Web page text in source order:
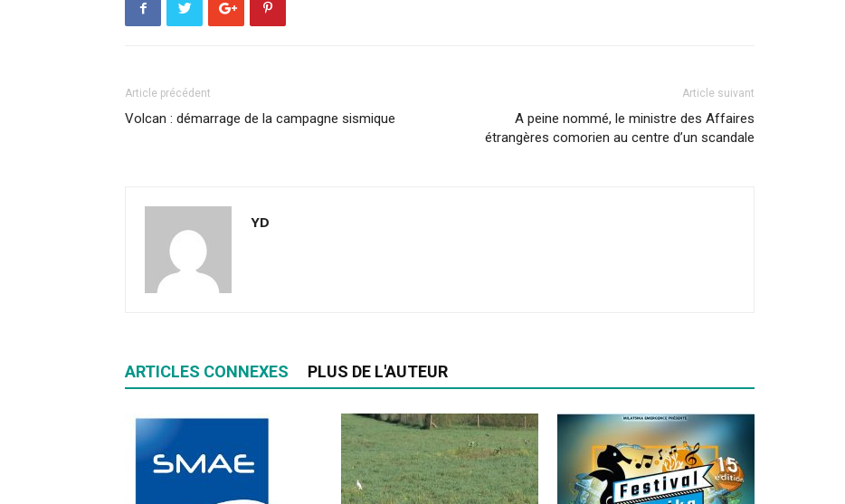
Article précédent
Volcan : démarrage de la campagne sismique
Article suivant
A peine nommé, le ministre des Affaires
étrangères comorien au centre d’un scandale
YD
ARTICLES CONNEXES PLUS DE L'AUTEUR